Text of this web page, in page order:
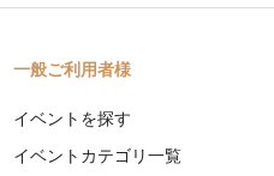
一般ご利用者様
イベントを探す
イベントカテゴリ一覧